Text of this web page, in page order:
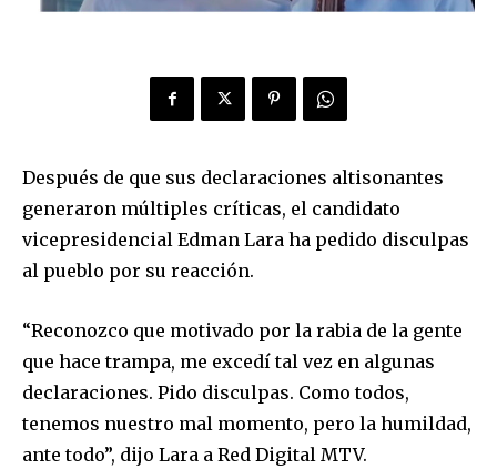
Después de que sus declaraciones altisonantes
generaron múltiples críticas, el candidato
vicepresidencial Edman Lara ha pedido disculpas
al pueblo por su reacción.
“Reconozco que motivado por la rabia de la gente
que hace trampa, me excedí tal vez en algunas
declaraciones. Pido disculpas. Como todos,
tenemos nuestro mal momento, pero la humildad,
ante todo”, dijo Lara a Red Digital MTV.